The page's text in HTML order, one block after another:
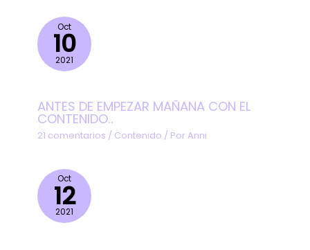
Oct
10
2021
ANTES DE EMPEZAR MAÑANA CON EL
CONTENIDO..
21 comentarios / Contenido / PorAnni
Oct
12
2021